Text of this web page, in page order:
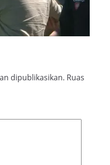
dipublikasikan. Ruas